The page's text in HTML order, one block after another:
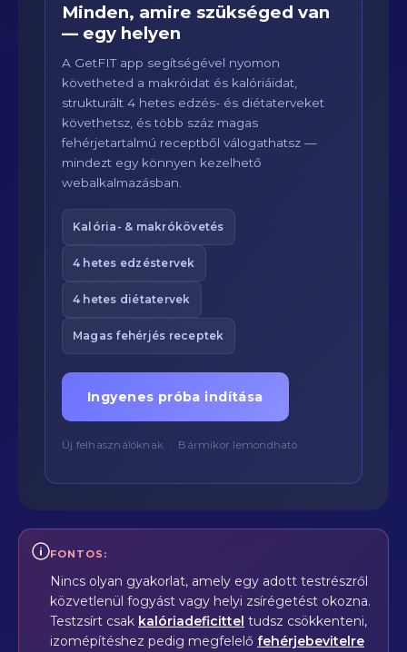
Minden, amire szükséged van
— egy helyen
A GetFIT app segítségével nyomon
követheted a makróidat és kalóriáidat,
strukturált 4 hetes edzés- és diétaterveket
követhetsz, és több száz magas
fehérjetartalmú receptből válogathatsz —
mindezt egy könnyen kezelhető
webalkalmazásban.
Kalória- & makrókövetés
4 hetes edzéstervek
4 hetes diétatervek
Magas fehérjés receptek
Ingyenes próba indítása
Új felhasználóknak · Bármikor lemondható
FONTOS:
Nincs olyan gyakorlat, amely egy adott testrészről
közvetlenül fogyást vagy helyi zsírégetést okozna.
Testzsírt csak kalóriadeficittel tudsz csökkenteni,
izomépítéshez pedig megfelelő fehérjebevitelre